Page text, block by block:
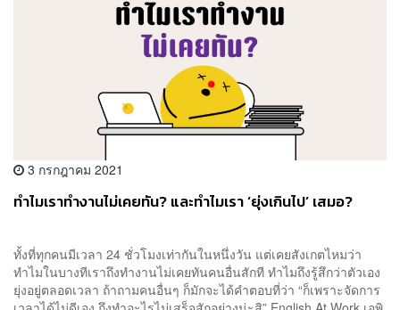
3 กรกฎาคม 2021
ทำไมเราทำงานไม่เคยทัน? และทำไมเรา ‘ยุ่งเกินไป’ เสมอ?
ทั้งที่ทุกคนมีเวลา 24 ชั่วโมงเท่ากันในหนึ่งวัน แต่เคยสังเกตไหมว่า
ทำไมในบางทีเราถึงทำงานไม่เคยทันคนอื่นสักที ทำไมถึงรู้สึกว่าตัวเอง
ยุ่งอยู่ตลอดเวลา ถ้าถามคนอื่นๆ ก็มักจะได้คำตอบที่ว่า “ก็เพราะจัดการ